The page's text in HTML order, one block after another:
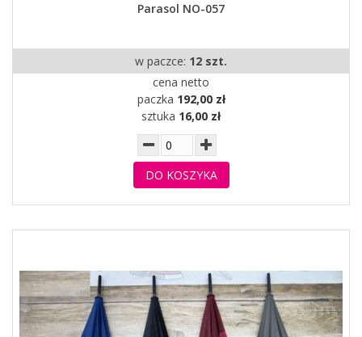
Parasol NO-057
w paczce: 12 szt.
cena netto
paczka 192,00 zł
sztuka 16,00 zł
DO KOSZYKA